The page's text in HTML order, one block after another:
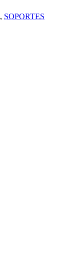
, SOPORTES